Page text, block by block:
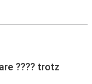
???? trotz